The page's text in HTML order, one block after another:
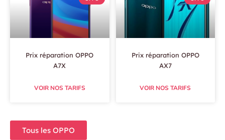
Prix réparation OPPO
A7X
VOIR NOS TARIFS
Prix réparation OPPO
AX7
VOIR NOS TARIFS
Tous les OPPO